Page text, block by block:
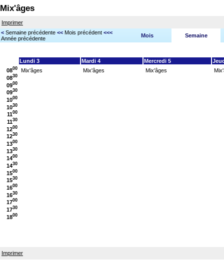
Mix'âges
Imprimer
< Semaine précédente << Mois précédent <<<
Année précédente
Mois Semaine
Lundi 3 Mardi 4 Mercredi 5
0800
0830
0900
0930
1000
1030
1100
1130
1200
1230
1300
1330
1400
1430
1500
1530
1600
1630
1700
1730
1800
Mix'âges Mix'âges Mix'âges
Imprimer